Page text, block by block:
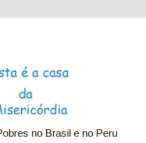
no Brasil e no Peru